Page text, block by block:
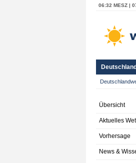
06:32 MESZ |
Übersicht
Aktuelles
Vorhersage
News &